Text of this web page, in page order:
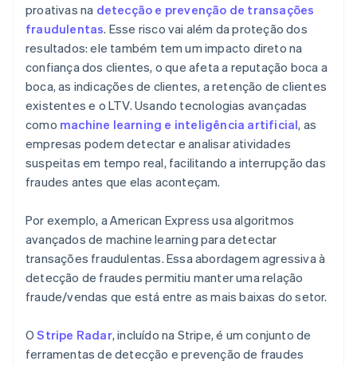
proativas na detecção e prevenção de transações
fraudulentas. Esse risco vai além da proteção dos
resultados: ele também tem um impacto direto na
confiança dos clientes, o que afeta a reputação boca a
boca, as indicações de clientes, a retenção de clientes
existentes e o LTV. Usando tecnologias avançadas
como machine learning e inteligência artificial, as
empresas podem detectar e analisar atividades
suspeitas em tempo real, facilitando a interrupção das
fraudes antes que elas aconteçam.
Por exemplo, a American Express usa algoritmos
avançados de machine learning para detectar
transações fraudulentas. Essa abordagem agressiva à
detecção de fraudes permitiu manter uma relação
fraude/vendas que está entre as mais baixas do setor.
OStripe Radar, incluído na Stripe, é um conjunto de
ferramentas de detecção e prevenção de fraudes